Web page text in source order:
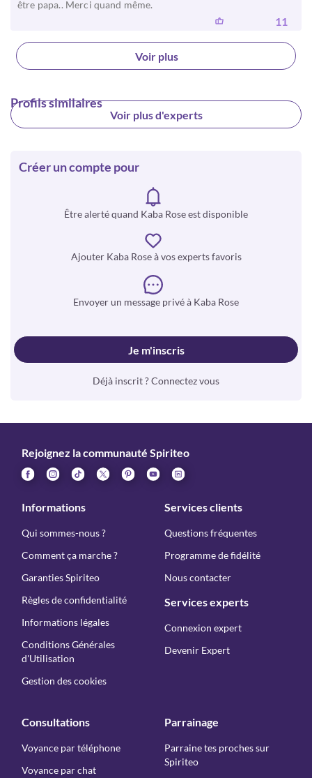
être papa.. Merci quand même.
11
Voir plus
Profils similaires
Voir plus d'experts
Créer un compte pour
Être alerté quand Kaba Rose est disponible
Ajouter Kaba Rose à vos experts favoris
Envoyer un message privé à Kaba Rose
Je m'inscris
Déjà inscrit ? Connectez vous
Rejoignez la communauté Spiriteo
Informations
Qui sommes-nous ?
Comment ça marche ?
Garanties Spiriteo
Règles de confidentialité
Informations légales
Conditions Générales
d'Utilisation
Gestion des cookies
Services clients
Questions fréquentes
Programme de fidélité
Nous contacter
Services experts
Connexion expert
Devenir Expert
Consultations
Voyance par téléphone
Voyance par chat
Parrainage
Parraine tes proches sur
Spiriteo